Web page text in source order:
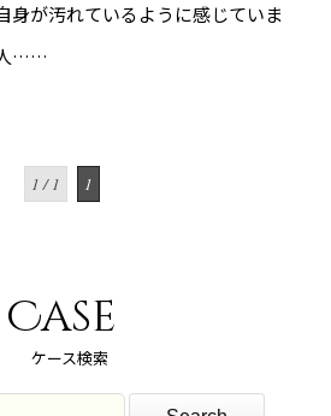
身が汚れているように感じていま
人……
1 / 1 1
Case
ケース検索